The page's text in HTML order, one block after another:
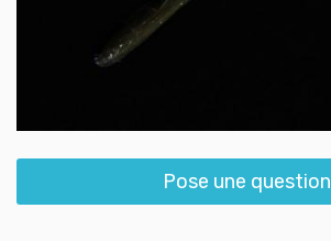
Pose une question